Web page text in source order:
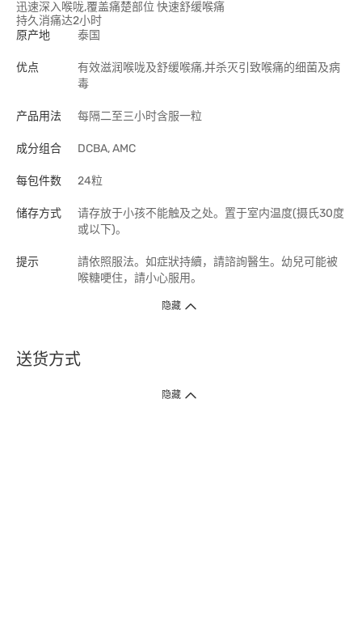
迅速深入喉咙,覆盖痛楚部位 快速舒缓喉痛
持久消痛达2小时
原产地
泰国
优点
有效滋润喉咙及舒缓喉痛,并杀灭引致喉痛的细菌及病
毒
产品用法 每隔二至三小时含服一粒
成分组合 DCBA, AMC
每包件数 24粒
储存方式
请存放于小孩不能触及之处。置于室内温度(摄氏30度
或以下)。
提示
請依照服法。如症狀持續，請諮詢醫生。幼兒可能被
喉糖哽住，請小心服用。
隐藏
送货方式
1. 送货到府（受卫生署条例规管产品除外 ）
隐藏